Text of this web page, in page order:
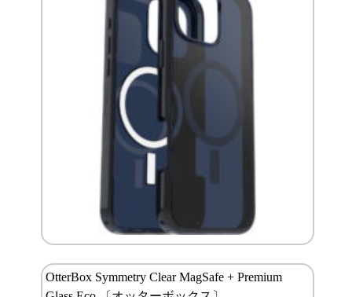
OtterBox Symmetry Clear MagSafe + Premium